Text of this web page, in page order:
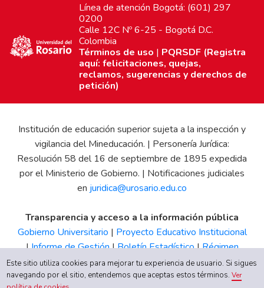
Línea de atención Bogotá: (601) 297
0200
Calle 12C Nº 6-25 - Bogotá D.C.
Colombia
Términos de uso | PQRSDF (Registra
aquí: felicitaciones, quejas,
reclamos, sugerencias y derechos de
petición)
Institución de educación superior sujeta a la inspección y
vigilancia del Mineducación. | Personería Jurídica:
Resolución 58 del 16 de septiembre de 1895 expedida
por el Ministerio de Gobierno. | Notificaciones judiciales
en juridica@urosario.edu.co
Transparencia y acceso a la información pública
Gobierno Universitario | Proyecto Educativo Institucional
|Informe de Gestión|Boletín Estadístico|Régimen
Tributario|Estados Financieros |Código de Ética| Canal
de Integridad UR
Este sitio utiliza cookies para mejorar tu experiencia de usuario. Si sigues
navegando por el sitio, entendemos que aceptas estos términos.Ver